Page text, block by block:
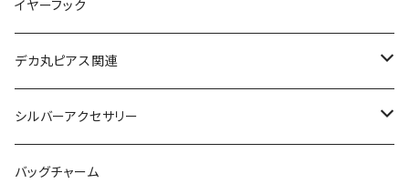
ヴィンテージネックレス
ヴィンテージピアス
ヴィンテージブレスレット
ヴィンテージピンバッジ
イヤーフック
デカ丸ピアス関連
限定カラー
常設カラー
シルバーアクセサリー
シルバーリング
バッグチャーム